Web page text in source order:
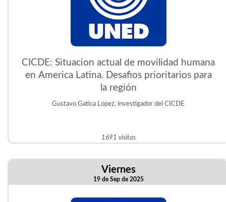
CICDE: Situacion actual de movilidad humana
en America Latina. Desafios prioritarios para
la región
Gustavo Gatica Lopez, investigador del CICDE
1691 visitas
Viernes
19 de Sep de 2025